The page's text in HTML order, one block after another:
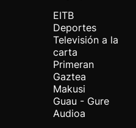
EITB
Deportes
Televisión a la
carta
Primeran
Gaztea
Makusi
Guau - Gure
Audioa